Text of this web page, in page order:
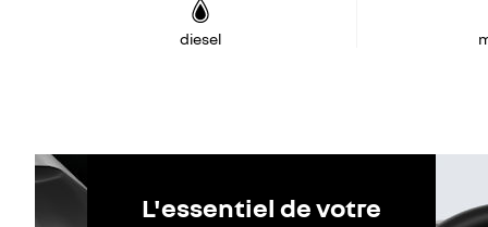
diesel
L'essentiel de votre